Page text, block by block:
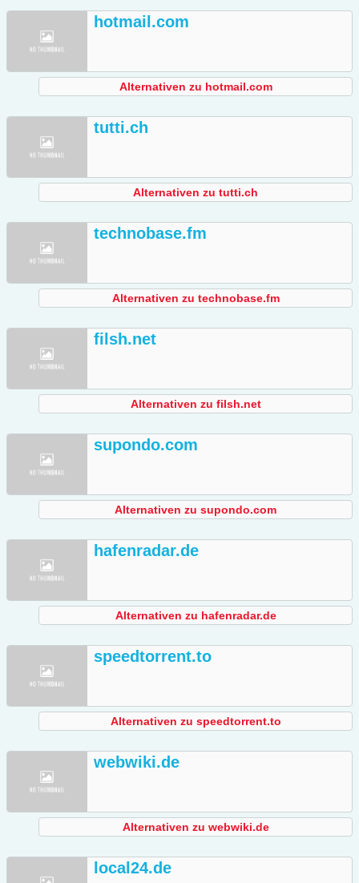
hotmail.com
Alternativen zu hotmail.com
tutti.ch
Alternativen zu tutti.ch
technobase.fm
Alternativen zu technobase.fm
filsh.net
Alternativen zu filsh.net
supondo.com
Alternativen zu supondo.com
hafenradar.de
Alternativen zu hafenradar.de
speedtorrent.to
Alternativen zu speedtorrent.to
webwiki.de
Alternativen zu webwiki.de
local24.de